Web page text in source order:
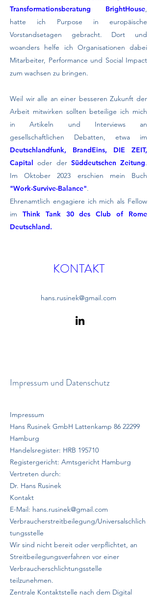
Transformationsberatung BrightHouse,
hatte ich Purpose in europäische
Vorstandsetagen gebracht. Dort und
woanders helfe ich Organisationen dabei
Mitarbeiter, Performance und Social Impact
zum wachsen zu bringen.
Weil wir alle an einer besseren Zukunft der
Arbeit mitwirken sollten beteilige ich mich
in Artikeln und Interviews an
gesellschaftlichen Debatten, etwa im
Deutschlandfunk, BrandEins, DIE ZEIT,
Capital oder der Süddeutschen Zeitung.
Im Oktober 2023 erschien mein Buch
"Work-Survive-Balance".
Ehrenamtlich engagiere ich mich als Fellow
im Think Tank 30 des Club of Rome
Deutschland.
KONTAKT
hans.rusinek@gmail.com
Impressum und Datenschutz
Impressum
Hans Rusinek GmbH Lattenkamp 86 22299
Hamburg
Handelsregister: HRB 195710
Registergericht: Amtsgericht Hamburg
Vertreten durch:
Dr. Hans Rusinek
Kontakt
E-Mail: hans.rusinek@gmail.com
Verbraucherstreitbeilegung/Universalschlich
tungsstelle
Wir sind nicht bereit oder verpflichtet, an
Streitbeilegungsverfahren vor einer
Verbraucherschlichtungsstelle
teilzunehmen.
Zentrale Kontaktstelle nach dem Digital